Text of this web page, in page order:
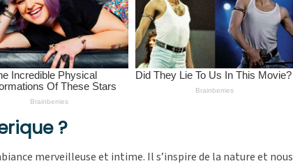
?
merveilleuse et intime. Il s’inspire de la nature et nous